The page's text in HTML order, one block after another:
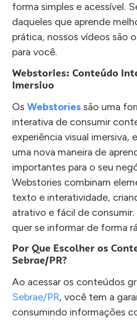
forma simples e acessível.
daqueles que aprende
prática, nossos vídeos são
para você.
Webstories: Conteúdo
Imersivo
Os Webstories são uma
interativa de consumir
experiência visual imersiva,
uma nova maneira de
importantes para o seu
Webstories combinam
texto e interatividade,
atrativo e fácil de consumir.
quer se informar de forma
Por Que Escolher os
Sebrae/PR?
Ao acessar os conteúdos
Sebrae/PR, você tem a
consumindo informações